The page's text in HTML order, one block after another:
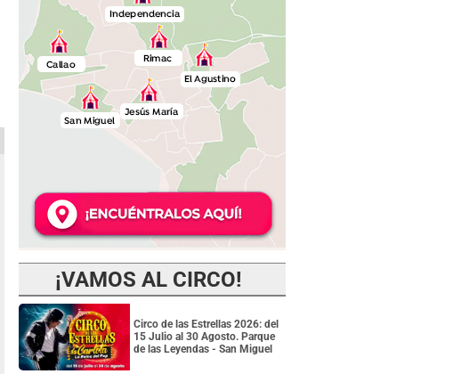
¡VAMOS AL CIRCO!
Circo de las Estrellas 2026: del
15 Julio al 30 Agosto. Parque
de las Leyendas - San Miguel